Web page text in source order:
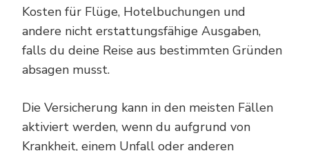
Kosten für Flüge, Hotelbuchungen und
andere nicht erstattungsfähige Ausgaben,
falls du deine Reise aus bestimmten Gründen
absagen musst.
Die Versicherung kann in den meisten Fällen
aktiviert werden, wenn du aufgrund von
Krankheit, einem Unfall oder anderen